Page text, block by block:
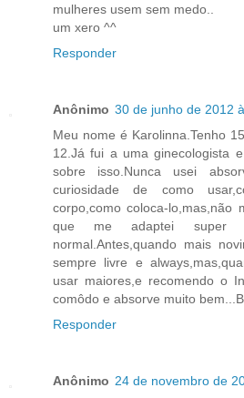
mulheres usem sem medo..
um xero ^^
Responder
Anônimo 30 de junho de 2012
Meu nome é Karolinna.Tenho
12.Já fui a uma ginecologista
sobre isso.Nunca usei
curiosidade de como
corpo,como coloca-
que me adaptei super
normal.Antes,quando mais
sempre livre e
usar maiores,e recomendo o
comôdo e absorve muito
Responder
Anônimo 24 de novembro de